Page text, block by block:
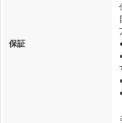
保証